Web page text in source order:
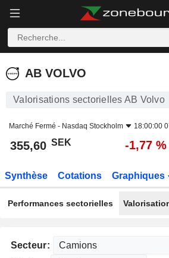
AB VOLVO
AB VOLVO
Valorisations sectorielles AB Volvo
Marché Fermé - Nasdaq Stockholm 18:00:00
355,60 SEK -1,77 %
Synthèse Cotations Graphiques
Performances sectorielles
Secteur: